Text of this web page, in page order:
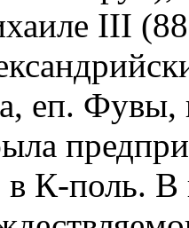
III
еп. Фувы,
К-поль.